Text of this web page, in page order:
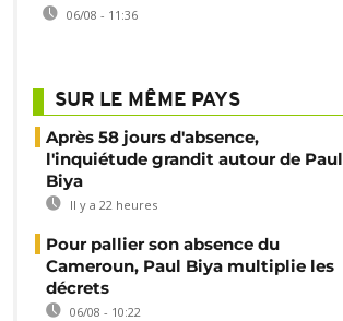
06/08 - 11:36
SUR LE MÊME PAYS
Après 58 jours d'absence,
l'inquiétude grandit autour de Paul
Biya
Il y a 22 heures
Pour pallier son absence du
Cameroun, Paul Biya multiplie les
décrets
06/08 - 10:22